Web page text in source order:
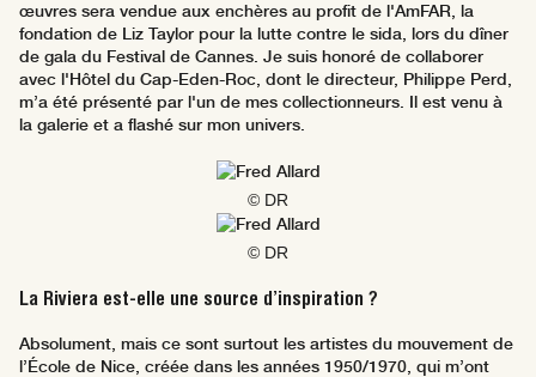
œuvres sera vendue aux enchères au profit de l'AmFAR, la
fondation de Liz Taylor pour la lutte contre le sida, lors du dîner
de gala du Festival de Cannes. Je suis honoré de collaborer
avec l'Hôtel du Cap-Eden-Roc, dont le directeur, Philippe Perd,
m’a été présenté par l'un de mes collectionneurs. Il est venu à
la galerie et a flashé sur mon univers.
© DR
© DR
La Riviera est-elle une source d’inspiration ?
Absolument, mais ce sont surtout les artistes du mouvement de
l’École de Nice, créée dans les années 1950/1970, qui m’ont